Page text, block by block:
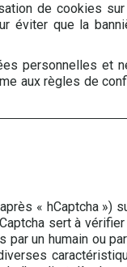
de cookies
éviter que la
personnelles et
aux règles de
« hCaptcha »)
sert à
un humain ou